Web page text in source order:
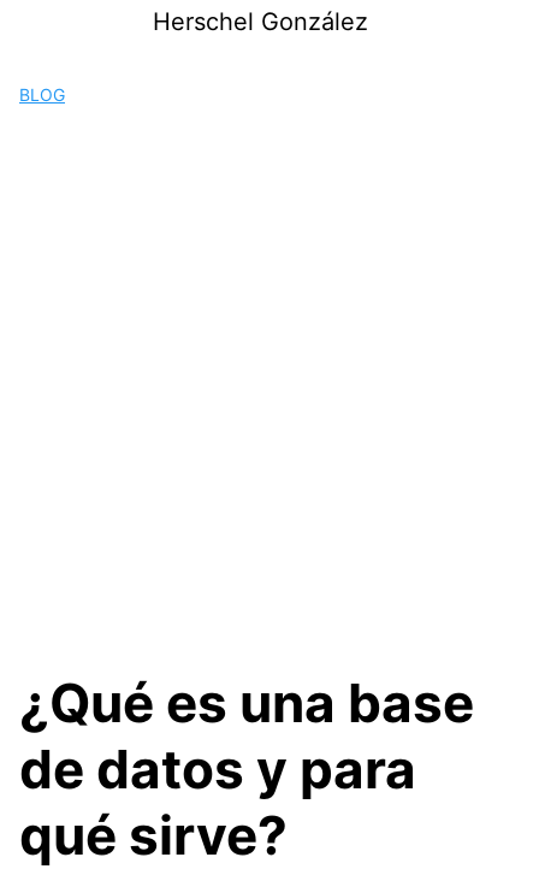
Herschel González
BLOG
¿Qué es una base
de datos y para
qué sirve?